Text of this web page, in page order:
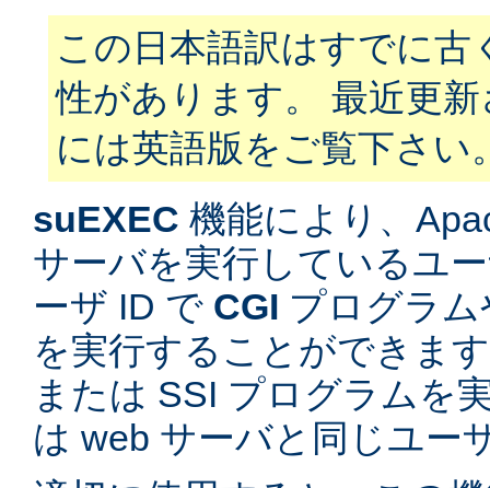
この日本語訳はすでに古
性があります。 最近更
には英語版をご覧下さい
suEXEC 機能により、
サーバを実行しているユ
ーザ ID で CGI プログラ
を実行することができま
または SSI プログラムを
は web サーバと同じユー